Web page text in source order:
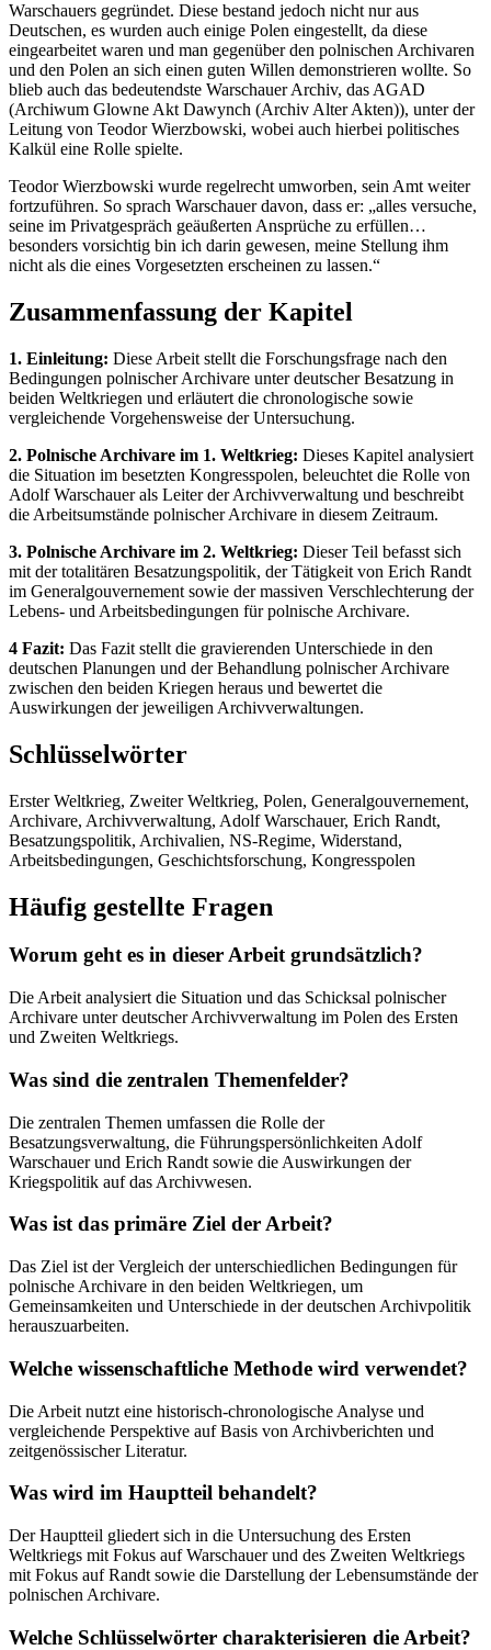
Warschauers gegründet. Diese bestand jedoch nicht nur aus
Deutschen, es wurden auch einige Polen eingestellt, da diese
eingearbeitet waren und man gegenüber den polnischen Archivaren
und den Polen an sich einen guten Willen demonstrieren wollte. So
blieb auch das bedeutendste Warschauer Archiv, das AGAD
(Archiwum Glowne Akt Dawynch (Archiv Alter Akten)), unter der
Leitung von Teodor Wierzbowski, wobei auch hierbei politisches
Kalkül eine Rolle spielte.
Teodor Wierzbowski wurde regelrecht umworben, sein Amt weiter
fortzuführen. So sprach Warschauer davon, dass er: „alles versuche,
seine im Privatgespräch geäußerten Ansprüche zu erfüllen…
besonders vorsichtig bin ich darin gewesen, meine Stellung ihm
nicht als die eines Vorgesetzten erscheinen zu lassen.“
Zusammenfassung der Kapitel
1. Einleitung: Diese Arbeit stellt die Forschungsfrage nach den
Bedingungen polnischer Archivare unter deutscher Besatzung in
beiden Weltkriegen und erläutert die chronologische sowie
vergleichende Vorgehensweise der Untersuchung.
2. Polnische Archivare im 1. Weltkrieg: Dieses Kapitel analysiert
die Situation im besetzten Kongresspolen, beleuchtet die Rolle von
Adolf Warschauer als Leiter der Archivverwaltung und beschreibt
die Arbeitsumstände polnischer Archivare in diesem Zeitraum.
3. Polnische Archivare im 2. Weltkrieg: Dieser Teil befasst sich
mit der totalitären Besatzungspolitik, der Tätigkeit von Erich Randt
im Generalgouvernement sowie der massiven Verschlechterung der
Lebens- und Arbeitsbedingungen für polnische Archivare.
4 Fazit: Das Fazit stellt die gravierenden Unterschiede in den
deutschen Planungen und der Behandlung polnischer Archivare
zwischen den beiden Kriegen heraus und bewertet die
Auswirkungen der jeweiligen Archivverwaltungen.
Schlüsselwörter
Erster Weltkrieg, Zweiter Weltkrieg, Polen, Generalgouvernement,
Archivare, Archivverwaltung, Adolf Warschauer, Erich Randt,
Besatzungspolitik, Archivalien, NS-Regime, Widerstand,
Arbeitsbedingungen, Geschichtsforschung, Kongresspolen
Häufig gestellte Fragen
Worum geht es in dieser Arbeit grundsätzlich?
Die Arbeit analysiert die Situation und das Schicksal polnischer
Archivare unter deutscher Archivverwaltung im Polen des Ersten
und Zweiten Weltkriegs.
Was sind die zentralen Themenfelder?
Die zentralen Themen umfassen die Rolle der
Besatzungsverwaltung, die Führungspersönlichkeiten Adolf
Warschauer und Erich Randt sowie die Auswirkungen der
Kriegspolitik auf das Archivwesen.
Was ist das primäre Ziel der Arbeit?
Das Ziel ist der Vergleich der unterschiedlichen Bedingungen für
polnische Archivare in den beiden Weltkriegen, um
Gemeinsamkeiten und Unterschiede in der deutschen Archivpolitik
herauszuarbeiten.
Welche wissenschaftliche Methode wird verwendet?
Die Arbeit nutzt eine historisch-chronologische Analyse und
vergleichende Perspektive auf Basis von Archivberichten und
zeitgenössischer Literatur.
Was wird im Hauptteil behandelt?
Der Hauptteil gliedert sich in die Untersuchung des Ersten
Weltkriegs mit Fokus auf Warschauer und des Zweiten Weltkriegs
mit Fokus auf Randt sowie die Darstellung der Lebensumstände der
polnischen Archivare.
Welche Schlüsselwörter charakterisieren die Arbeit?